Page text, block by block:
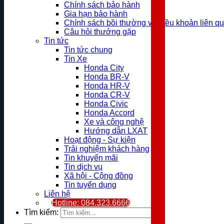
Chính sách bảo hành
Gia hạn bảo hành
Chính sách bồi thường và điều khoản liên
Câu hỏi thưởng gặp
Tin tức
Tin tức chung
Tin Xe
Honda City
Honda BR-V
Honda HR-V
Honda CR-V
Honda Civic
Honda Accord
Xe và công nghệ
Hướng dẫn LXAT
Hoạt động - Sự kiện
Trải nghiệm khách hàng
Tin khuyến mãi
Tin dịch vụ
Xã hội - Cộng đồng
Tin tuyển dụng
Liên hệ
Hotline: 084.323.6666
Tìm kiếm: